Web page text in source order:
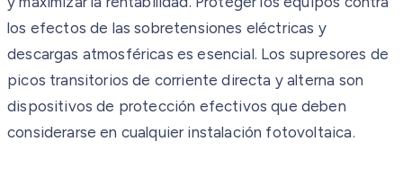
los efectos de las sobretensiones eléctricas y
descargas atmosféricas es esencial. Los supresores de
picos transitorios de corriente directa y alterna son
dispositivos de protección efectivos que deben
considerarse en cualquier instalación fotovoltaica.